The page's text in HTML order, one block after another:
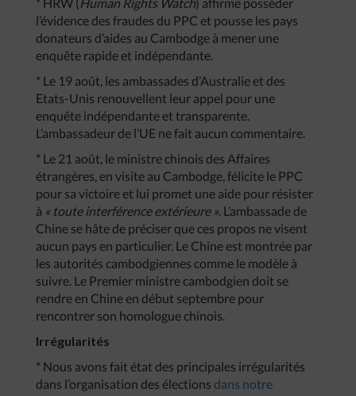
l’évidence des fraudes du PPC et pousse les pays
donateurs d’aides au Cambodge à mener une
enquête rapide et indépendante.
* Le 19 août, les ambassades d’Australie et des
Etats-Unis renouvellent leur appel pour une
enquête indépendante et transparente.
L’ambassadeur de l’UE ne fait aucun commentaire.
* Le 21 août, le ministre chinois des Affaires
étrangères, en visite au Cambodge, félicite le PPC
pour sa victoire et lui promet une aide pour résister
à « toute interférence extérieure ». L’ambassade de
Chine se hâte de préciser que ces propos ne visent
aucun pays en particulier. Le Chine est montrée par
les autorités cambodgiennes comme le modèle à
suivre. Le Premier ministre cambodgien doit se
rendre en Chine en début septembre pour
rencontrer son homologue chinois.
Irrégularités
* Nous avons fait état des principales irrégularités
dans l’organisation des élections dans notre